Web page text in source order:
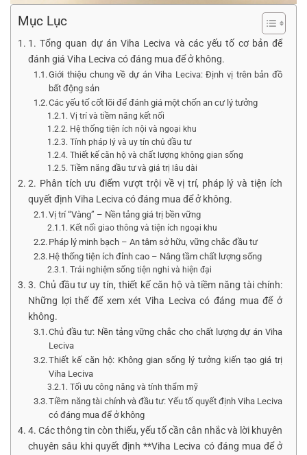
Mục Lục
1. Tổng quan dự án Viha Leciva và các yếu tố cơ bản để
đánh giá Viha Leciva có đáng mua để ở không.
Giới thiệu chung về dự án Viha Leciva: Định vị trên bản đồ
bất động sản
Các yếu tố cốt lõi để đánh giá một chốn an cư lý tưởng
Vị trí và tiềm năng kết nối
Hệ thống tiện ích nội và ngoại khu
Tính pháp lý và uy tín chủ đầu tư
Thiết kế căn hộ và chất lượng không gian sống
Tiềm năng đầu tư và giá trị lâu dài
2. Phân tích ưu điểm vượt trội về vị trí, pháp lý và tiện ích
quyết định Viha Leciva có đáng mua để ở không.
Vị trí “Vàng” – Nền tảng giá trị bền vững
Kết nối giao thông và tiện ích ngoại khu
Pháp lý minh bạch – An tâm sở hữu, vững chắc đầu tư
Hệ thống tiện ích đỉnh cao – Nâng tầm chất lượng sống
Trải nghiệm sống tiện nghi và hiện đại
3. Chủ đầu tư uy tín, thiết kế căn hộ và tiềm năng tài chính:
Những lợi thế để xem xét Viha Leciva có đáng mua để ở
không.
Chủ đầu tư: Nền tảng vững chắc cho chất lượng dự án Viha
Leciva
Thiết kế căn hộ: Không gian sống lý tưởng kiến tạo giá trị
Viha Leciva
Tối ưu công năng và tính thẩm mỹ
Tiềm năng tài chính và đầu tư: Yếu tố quyết định Viha Leciva
có đáng mua để ở không
4. Các thông tin còn thiếu, yếu tố cần cân nhắc và lời khuyên
chuyên sâu khi quyết định **Viha Leciva có đáng mua để ở